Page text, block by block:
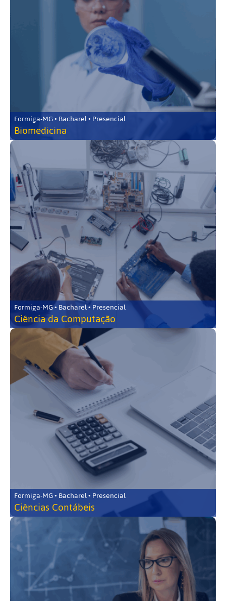
Formiga-MG • Bacharel • Presencial
Biomedicina
Formiga-MG • Bacharel • Presencial
Ciência da Computação
Formiga-MG • Bacharel • Presencial
Ciências Contábeis